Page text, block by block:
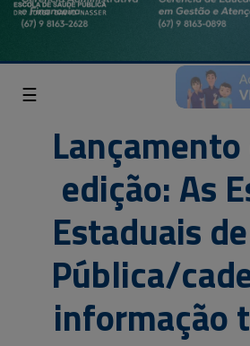
☰
Lançamento
edição: As
Estaduais
Pública/
informação